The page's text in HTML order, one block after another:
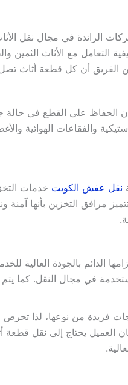
الرائدة في مجال نقل
التعامل مع الأثاث الثمين
الفريق أن كل قطعة أثاث
الحفاظ على القطع في حالة
والفقاعات الهوائية
نقل عفش الكويت خدمات
مرافق التخزين بأنها
الدائم بالجودة العالية
في مجال النقل. كما
فريدة من نوعها، لذا
العميل يحتاج إلى نقل قطعة